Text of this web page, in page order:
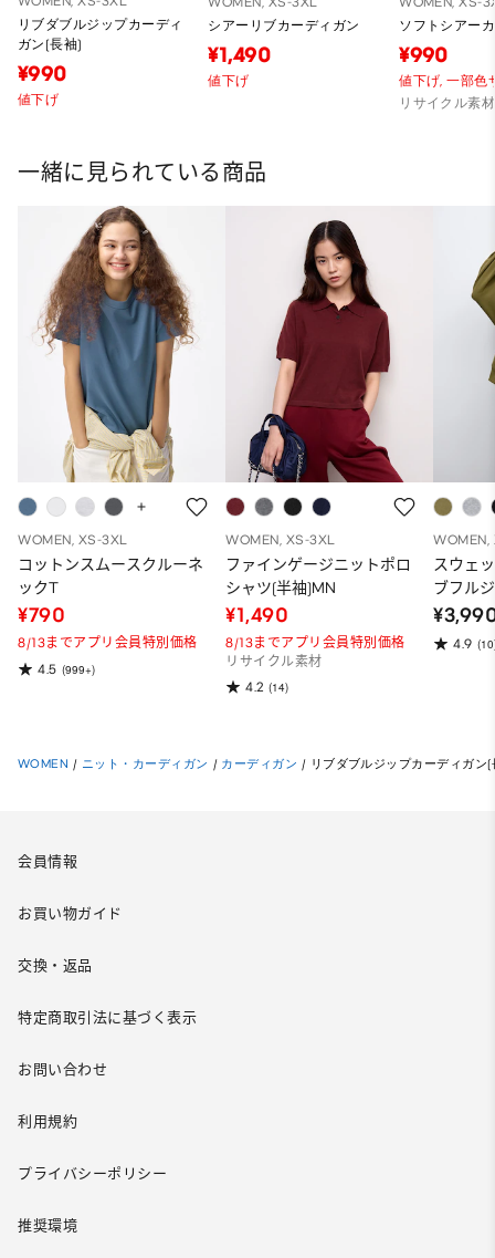
リブダブルジップカーディ
ガン(長袖)
¥990
値下げ
シアーリブカーディガン
¥1,490
値下げ
ソフトシアー
¥990
値下げ,一部色
リサイクル素材
一緒に見られている商品
WOMEN, XS-3XL
コットンスムースクルーネ
ックT
¥790
8/13までアプリ会員特別価格
4.5 (999+)
WOMEN, XS-3XL
ファインゲージニットポロ
シャツ(半袖)MN
¥1,490
8/13までアプリ会員特別価格
リサイクル素材
4.2 (14)
WOMEN,
スウェ
ブフル
ーパー
ット）
4.9
WOMEN / ニット・カーディガン / カーディガン / リブダブルジップカーディガン(
会員情報
お買い物ガイド
交換・返品
特定商取引法に基づく表示
お問い合わせ
利用規約
プライバシーポリシー
推奨環境